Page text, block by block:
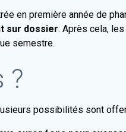
en première année de
sur dossier. Après cela,
semestre.
?
possibilités sont